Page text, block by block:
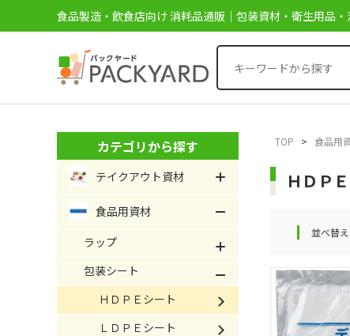
食品製造・飲食店向け 消耗品通販｜包装資材・衛生用品
TOP > 食品用
ＨＤＰ
並べ替え
カテゴリから探す
テイクアウト資材
食品用資材
ラップ
包装シート
ＨＤＰＥシート
ＬＤＰＥシート